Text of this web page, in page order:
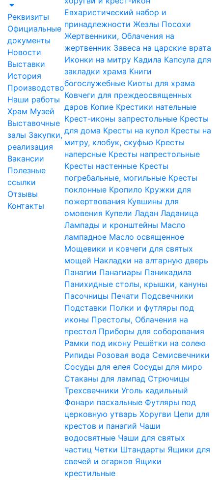
Реквизиты
Официальные
документы
Новости
Выставки
История
Производство
Наши работы
Храм Музей
Выставочные
залы Закупки,
реализация
Вакансии
Полезные
ссылки
Отзывы
Контакты
Евхаристический набор и
принадлежности Жезлы Посохи
Жертвенники, Облачения на
жертвенник Завеса на царские врата
Иконки на митру Кадила Капсула для
закладки храма Книги
богослужебные Киоты для храма
Ковчеги для преждеосвященных
даров Копие Крестики нательные
Крест-иконы запрестольные Кресты
для дома Кресты на купол Кресты на
митру, клобук, скуфью Кресты
наперсные Кресты напрестольные
Кресты настенные Кресты
погребальные, могильные Кресты
поклонные Кропило Кружки для
пожертвования Кувшины для
омовения Купели Ладан Ладаница
Лампады и кронштейны Масло
лампадное Масло освященное
Мощевики и ковчеги для святых
мощей Накладки на алтарную дверь
Панагии Панагиары Паникадила
Панихидные столы, крышки, кануны
Пасочницы Печати Подсвечники
Подставки Полки и футляры под
иконы Престолы, Облачения на
престол Приборы для соборования
Рамки под икону Решётки на солею
Рипиды Розовая вода Семисвечники
Сосуды для елея Сосуды для миро
Стаканы для лампад Стрючицы
Трехсвечники Уголь кадильный
Фонари пасхальные Футляры под
церковную утварь Хоругви Цепи для
крестов и панагий Чаши
водосвятные Чаши для святых
частиц Четки Штандарты Ящики для
свечей и огарков Ящики
крестильные